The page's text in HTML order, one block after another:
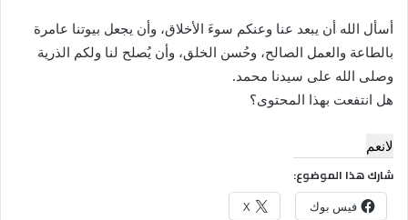
أسأل الله أن يبعد عنا وعنكم سوءَ الأخلاق، وأن يجعل بيوتنا عامرة
بالطاعة والعمل الصالح، وحُسن الخلق، وأن يُصلح لنا ولكم الذرية
وصلى الله على سيدنا محمد.
هل انتفعت بهذا المحتوى؟
لانعم
شارك هذا الموضوع:
فيس بوك X